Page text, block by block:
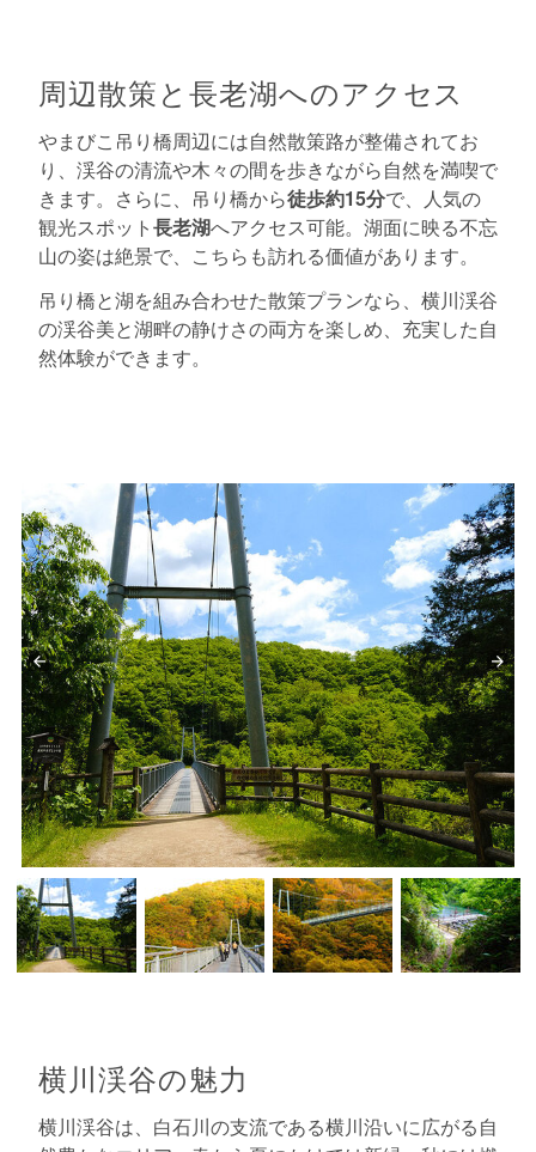
周辺散策と長老湖へのアクセス
やまびこ吊り橋周辺には自然散策路が整備されてお
り、渓谷の清流や木々の間を歩きながら自然を満喫で
きます。さらに、吊り橋から徒歩約15分で、人気の
観光スポット長老湖へアクセス可能。湖面に映る不忘
山の姿は絶景で、こちらも訪れる価値があります。
吊り橋と湖を組み合わせた散策プランなら、横川渓谷
の渓谷美と湖畔の静けさの両方を楽しめ、充実した自
然体験ができます。
横川渓谷の魅力
横川渓谷は、白石川の支流である横川沿いに広がる自